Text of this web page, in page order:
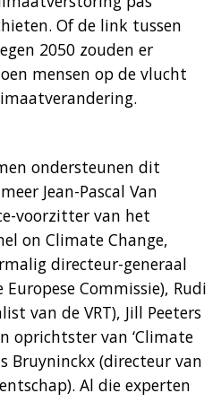
Of de link tussen
2050 zouden er
mensen op de vlucht
ondersteunen dit
Jean-Pascal Van
voorzitter van het
on Climate Change,
directeur-generaal
Commissie), Rudi
van de VRT), Jill Peeters
oprichtster van ‘Climate
Bruyninckx (directeur van
Al die experten